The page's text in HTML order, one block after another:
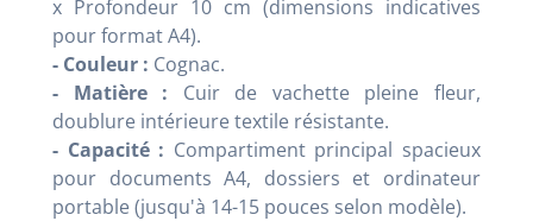
x Profondeur 10 cm (dimensions indicatives
pour format A4).
- Couleur : Cognac.
- Matière : Cuir de vachette pleine fleur,
doublure intérieure textile résistante.
- Capacité : Compartiment principal spacieux
pour documents A4, dossiers et ordinateur
portable (jusqu'à 14-15 pouces selon modèle).